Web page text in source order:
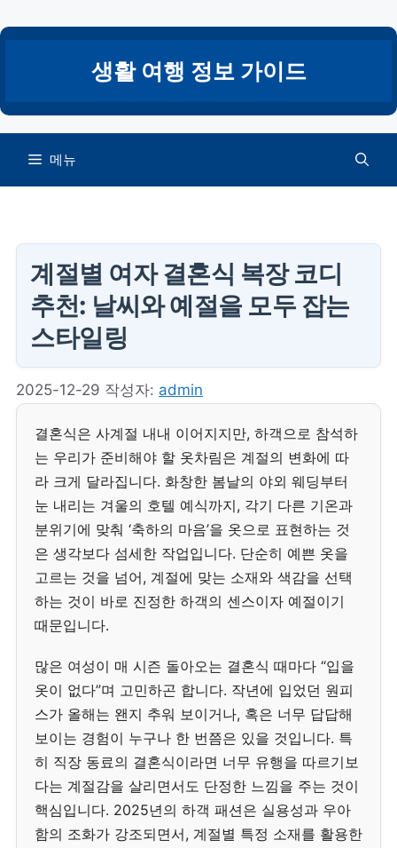
텐
건
너
생활 여행 정보 가이드
메뉴
계절별 여자 결혼식 복장 코디
추천: 날씨와 예절을 모두 잡는
스타일링
2025-12-29 작성자: admin
결혼식은 사계절 내내 이어지지만, 하객으로 참석하
는 우리가 준비해야 할 옷차림은 계절의 변화에 따
라 크게 달라집니다. 화창한 봄날의 야외 웨딩부터
눈 내리는 겨울의 호텔 예식까지, 각기 다른 기온과
분위기에 맞춰 ‘축하의 마음’을 옷으로 표현하는 것
은 생각보다 섬세한 작업입니다. 단순히 예쁜 옷을
고르는 것을 넘어, 계절에 맞는 소재와 색감을 선택
하는 것이 바로 진정한 하객의 센스이자 예절이기
때문입니다.
많은 여성이 매 시즌 돌아오는 결혼식 때마다 “입을
옷이 없다”며 고민하곤 합니다. 작년에 입었던 원피
스가 올해는 왠지 추워 보이거나, 혹은 너무 답답해
보이는 경험이 누구나 한 번쯤은 있을 것입니다. 특
히 직장 동료의 결혼식이라면 너무 유행을 따르기보
다는 계절감을 살리면서도 단정한 느낌을 주는 것이
핵심입니다. 2025년의 하객 패션은 실용성과 우아
함의 조화가 강조되면서, 계절별 특정 소재를 활용한